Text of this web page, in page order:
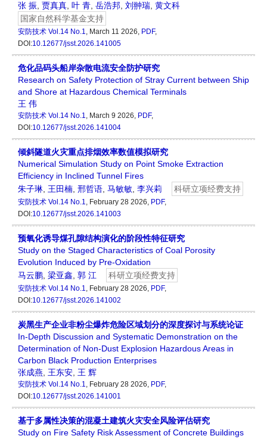
张 振 贾真真 叶 青 岳浩邦 刘翀瑞 黄文科
国家自然科学基金支持
安防技术 Vol.14 No.1, March 11 2026, PDF,
DOI:10.12677/jsst.2026.141005
危化品码头船岸杂散电流安全防护研究
Research on Safety Protection of Stray Current between Ship
and Shore at Hazardous Chemical Terminals
王 伟
安防技术 Vol.14 No.1, March 9 2026, PDF,
DOI:10.12677/jsst.2026.141004
倾斜隧道火灾重点排烟效率数值模拟研究
Numerical Simulation Study on Point Smoke Extraction
Efficiency in Inclined Tunnel Fires
朱子琳 王田楠 邢哲语 马敏敏 李兴莉 科研立项经费支持
安防技术 Vol.14 No.1, February 28 2026, PDF,
DOI:10.12677/jsst.2026.141003
预氧化诱导煤孔隙结构演化的阶段性特征研究
Study on the Staged Characteristics of Coal Porosity
Evolution Induced by Pre-Oxidation
马云鹏 梁亚鑫 郭 江 科研立项经费支持
安防技术 Vol.14 No.1, February 28 2026, PDF,
DOI:10.12677/jsst.2026.141002
炭黑生产企业非粉尘爆炸危险区域划分的深度探讨与系统论证
In-Depth Discussion and Systematic Demonstration on the
Determination of Non-Dust Explosion Hazardous Areas in
Carbon Black Production Enterprises
张成燕
王东安 王 辉
安防技术 Vol.14 No.1, February 28 2026, PDF,
DOI:10.12677/jsst.2026.141001
基于多属性决策的混凝土建筑火灾安全风险评估研究
Study on Fire Safety Risk Assessment of Concrete Buildings